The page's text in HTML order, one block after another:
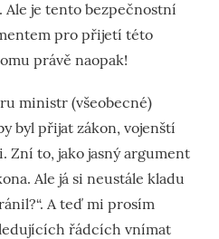
. Ale je tento bezpečnostní
pro přijetí této
právě naopak!
ministr (všeobecné)
byl přijat zákon, vojenští
Zní to, jako jasný argument
Ale já si neustále kladu
A teď mi prosím
řádcích vnímat